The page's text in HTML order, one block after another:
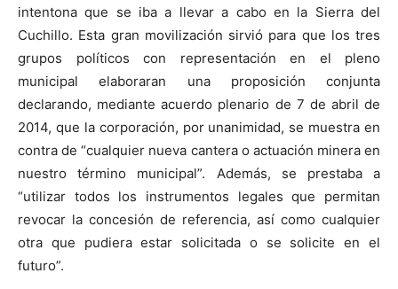
intentona que se iba a llevar a cabo en la Sierra del
Cuchillo. Esta gran movilización sirvió para que los tres
grupos políticos con representación en el pleno
municipal elaboraran una proposición conjunta
declarando, mediante acuerdo plenario de 7 de abril de
2014, que la corporación, por unanimidad, se muestra en
contra de “cualquier nueva cantera o actuación minera en
nuestro término municipal”. Además, se prestaba a
“utilizar todos los instrumentos legales que permitan
revocar la concesión de referencia, así como cualquier
otra que pudiera estar solicitada o se solicite en el
futuro”.